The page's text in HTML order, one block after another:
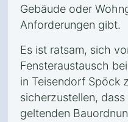
Gebäude oder
Anforderungen gibt.
Es ist ratsam, sich
Fensteraustausch
in Teisendorf Spöck
sicherzustellen,
geltenden